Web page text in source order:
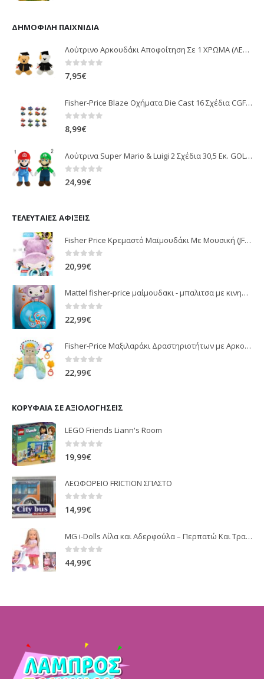
ΔΗΜΟΦΙΛΉ ΠΑΙΧΝΊΔΙΑ
Λούτρινο Αρκουδάκι Αποφοίτηση Σε 1 ΧΡΩΜΑ (ΛΕΥΚΟ)25Εκ 1850
0out of 5
7,95€
Fisher-Price Blaze Οχήματα Die Cast 16 Σχέδια CGF20
0 out of 5
8,99€
Λούτρινα Super Mario & Luigi 2 Σχέδια 30,5 Εκ. GOL13769
0 out of 5
24,99€
ΤΕΛΕΥΤΑΊΕΣ ΑΦΊΞΕΙΣ
Fisher Price Κρεμαστό Μαϊμουδάκι Με Μουσική (JFF02)
0 out of 5
20,99€
Mattel fisher-price μαίμουδακι - μπαλιτσα με κινηση JLB95
0 out of 5
22,99€
Fisher-Price Μαξιλαράκι Δραστηριοτήτων με Αρκουδάκι (JHB44)
22,99€
ΚΟΡΥΦΑΊΑ ΣΕ ΑΞΙΟΛΟΓΉΣΕΙΣ
LEGO Friends Liann's Room
19,99€
ΛΕΩΦΟΡΕΙΟ FRICTION ΣΠΑΣΤΟ
0 out of 5
14,99€
MG i-Dolls Λίλα και Αδερφούλα – Περπατώ Και Τραγουδώ με Καροτσάκι
0 out of 5
44,99€